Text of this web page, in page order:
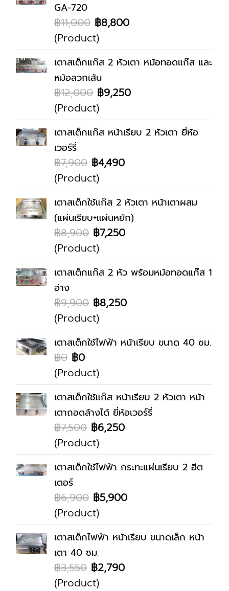
GA-720
฿11,000 ฿8,800
(Product)
เตาสเต็กแก๊ส 2 หัวเตา หม้อทอดแก๊ส และ
หม้อลวกเส้น
฿12,000 ฿9,250
(Product)
เตาสเต็กแก๊ส หน้าเรียบ 2 หัวเตา ยี่ห้อ
เวอร์รี่
฿7,900 ฿4,490
(Product)
เตาสเต็กใช้แก๊ส 2 หัวเตา หน้าเตาผสม
(แผ่นเรียบ+แผ่นหยัก)
฿8,900 ฿7,250
(Product)
เตาสเต็กแก๊ส 2 หัว พร้อมหม้อทอดแก๊ส 1
อ่าง
฿9,900 ฿8,250
(Product)
เตาสเต็กใช้ไฟฟ้า หน้าเรียบ ขนาด 40 ซม.
฿0 ฿0
(Product)
เตาสเต็กใช้แก๊ส หน้าเรียบ 2 หัวเตา หน้า
เตาถอดล้างได้ ยี่ห้อเวอร์รี่
฿7,500 ฿6,250
(Product)
เตาสเต็กใช้ไฟฟ้า กระทะแผ่นเรียบ 2 ฮีต
เตอร์
฿6,900 ฿5,900
(Product)
เตาสเต็กไฟฟ้า หน้าเรียบ ขนาดเล็ก หน้า
เตา 40 ซม.
฿3,550 ฿2,790
(Product)